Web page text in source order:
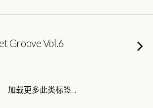
Groove Vol.6
加载更多此类标签…